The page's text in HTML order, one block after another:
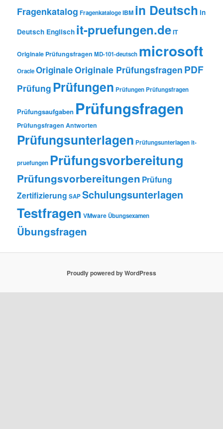
Fragenkatalog FragenkatalogeIBM in Deutsch in
Deutsch Englisch it-pruefungen.deIT
Originale Prüfungsfragen MD-101-deutsch microsoft
OracleOriginaleOriginale Prüfungsfragen PDF
Prüfung Prüfungen Prüfungen Prüfungsfragen
Prüfungsaufgaben Prüfungsfragen
Prüfungsfragen Antworten
Prüfungsunterlagen Prüfungsunterlagen it-
pruefungen Prüfungsvorbereitung
Prüfungsvorbereitungen Prüfung
Zertifizierung SAPSchulungsunterlagen
Testfragen VMwareÜbungsexamen
Übungsfragen
Proudly powered by WordPress